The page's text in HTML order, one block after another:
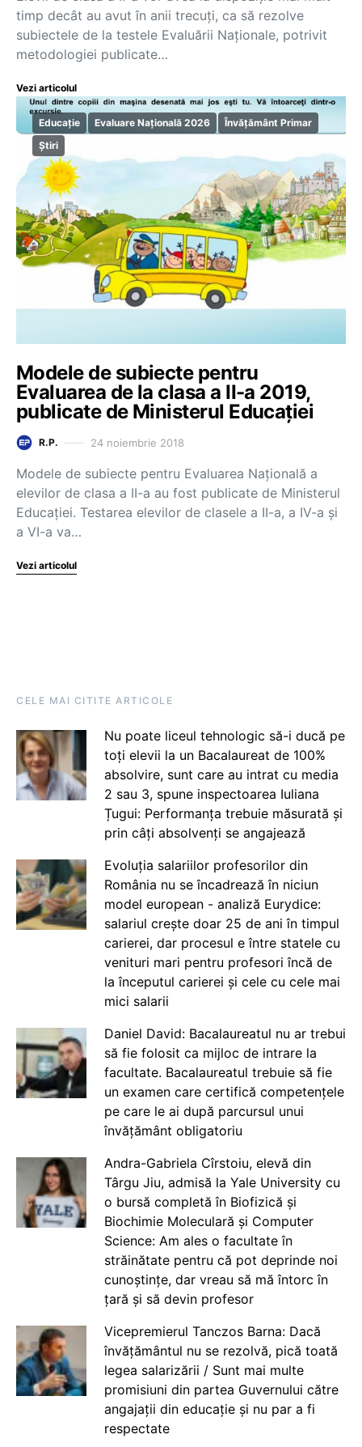
timp decât au avut în anii trecuți, ca să rezolve
subiectele de la testele Evaluării Naționale, potrivit
metodologiei publicate…
Vezi articolul
Educație Evaluare Națională 2026
Învățământ Primar
Știri
Modele de subiecte pentru
Evaluarea de la clasa a II-a 2019,
publicate de Ministerul Educației
R.P. 24 noiembrie 2018
Modele de subiecte pentru Evaluarea Națională a
elevilor de clasa a II-a au fost publicate de Ministerul
Educației. Testarea elevilor de clasele a II-a, a IV-a și
a VI-a va…
Vezi articolul
CELE MAI CITITE ARTICOLE
Nu poate liceul tehnologic să-i ducă pe
toți elevii la un Bacalaureat de 100%
absolvire, sunt care au intrat cu media
2 sau 3, spune inspectoarea Iuliana
Țugui: Performanța trebuie măsurată și
prin câți absolvenți se angajează
Evoluția salariilor profesorilor din
România nu se încadrează în niciun
model european - analiză Eurydice:
salariul crește doar 25 de ani în timpul
carierei, dar procesul e între statele cu
venituri mari pentru profesori încă de
la începutul carierei și cele cu cele mai
mici salarii
Daniel David: Bacalaureatul nu ar trebui
să fie folosit ca mijloc de intrare la
facultate. Bacalaureatul trebuie să fie
un examen care certifică competențele
pe care le ai după parcursul unui
învățământ obligatoriu
Andra-Gabriela Cîrstoiu, elevă din
Târgu Jiu, admisă la Yale University cu
o bursă completă în Biofizică și
Biochimie Moleculară și Computer
Science: Am ales o facultate în
străinătate pentru că pot deprinde noi
cunoștințe, dar vreau să mă întorc în
țară și să devin profesor
Vicepremierul Tanczos Barna: Dacă
învățământul nu se rezolvă, pică toată
legea salarizării / Sunt mai multe
promisiuni din partea Guvernului către
angajații din educație și nu par a fi
respectate